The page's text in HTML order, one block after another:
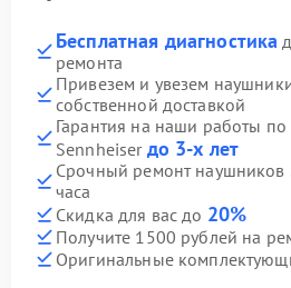
Бесплатная диагностика
ремонта
Привезем и увезем
собственной доставкой
Гарантия на наши работы
Sennheiser до 3-х лет
Срочный ремонт наушников
часа
Скидка для вас до 20%
Получите 1500 рублей на
Оригинальные